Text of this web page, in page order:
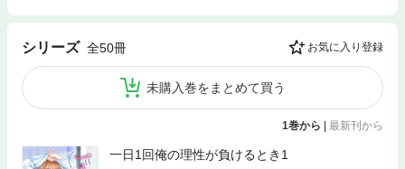
シリーズ 全50冊 お気に入り登録
未購入巻をまとめて買う
1巻から 最新刊から
一日1回俺の理性が負けるとき1